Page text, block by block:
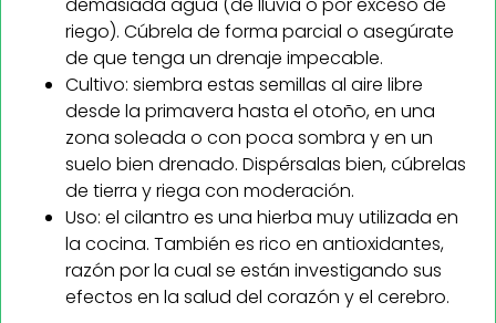
riego). Cúbrela de forma parcial o asegúrate
de que tenga un drenaje impecable.
Cultivo: siembra estas semillas al aire libre
desde la primavera hasta el otoño, en una
zona soleada o con poca sombra y en un
suelo bien drenado. Dispérsalas bien, cúbrelas
de tierra y riega con moderación.
Uso: el cilantro es una hierba muy utilizada en
la cocina. También es rico en antioxidantes,
razón por la cual se están investigando sus
efectos en la salud del corazón y el cerebro.